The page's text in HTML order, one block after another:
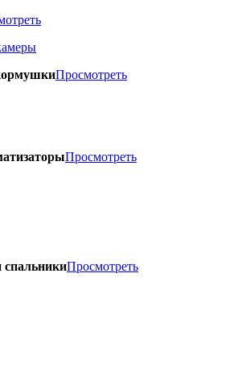
Просмотреть
Просмотреть
Просмотреть